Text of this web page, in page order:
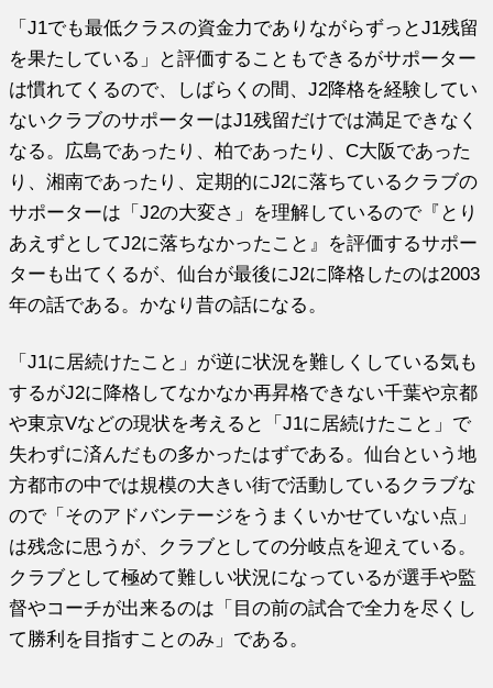
「J1でも最低クラスの資金力でありながらずっとJ1残留
を果たしている」と評価することもできるがサポーター
は慣れてくるので、しばらくの間、J2降格を経験してい
ないクラブのサポーターはJ1残留だけでは満足できなく
なる。広島であったり、柏であったり、C大阪であった
り、湘南であったり、定期的にJ2に落ちているクラブの
サポーターは「J2の大変さ」を理解しているので『とり
あえずとしてJ2に落ちなかったこと』を評価するサポー
ターも出てくるが、仙台が最後にJ2に降格したのは2003
年の話である。かなり昔の話になる。
「J1に居続けたこと」が逆に状況を難しくしている気も
するがJ2に降格してなかなか再昇格できない千葉や京都
や東京Vなどの現状を考えると「J1に居続けたこと」で
失わずに済んだもの多かったはずである。仙台という地
方都市の中では規模の大きい街で活動しているクラブな
ので「そのアドバンテージをうまくいかせていない点」
は残念に思うが、クラブとしての分岐点を迎えている。
クラブとして極めて難しい状況になっているが選手や監
督やコーチが出来るのは「目の前の試合で全力を尽くし
て勝利を目指すことのみ」である。